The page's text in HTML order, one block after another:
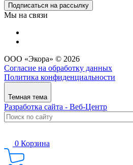
Подписаться на рассылку
Мы на связи
ООО «Экора» © 2026
Согласие на обработку данных
Политика конфиденциальности
Темная тема
Разработка сайта - Веб-Центр
0 Корзина